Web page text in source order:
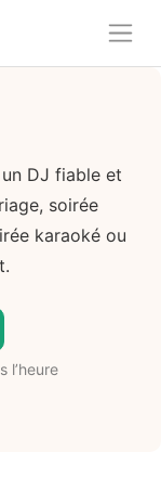
DJ fiable et
soirée
karaoké ou
l’heure